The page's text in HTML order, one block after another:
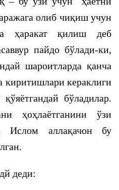
олиб чиқиш учун
ҳаракат қилиш деб
пайдо бўлади-ки,
шароитларда қанча
киритишлари кераклиги
бўладилар.
ҳоҳлаётганини ўзи
Ислом аллақачон бу
деди: